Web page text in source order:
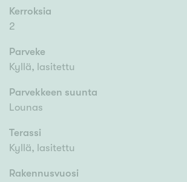
Kerroksia
2
Parveke
Kyllä, lasitettu
Parvekkeen suunta
Lounas
Terassi
Kyllä, lasitettu
Rakennusvuosi